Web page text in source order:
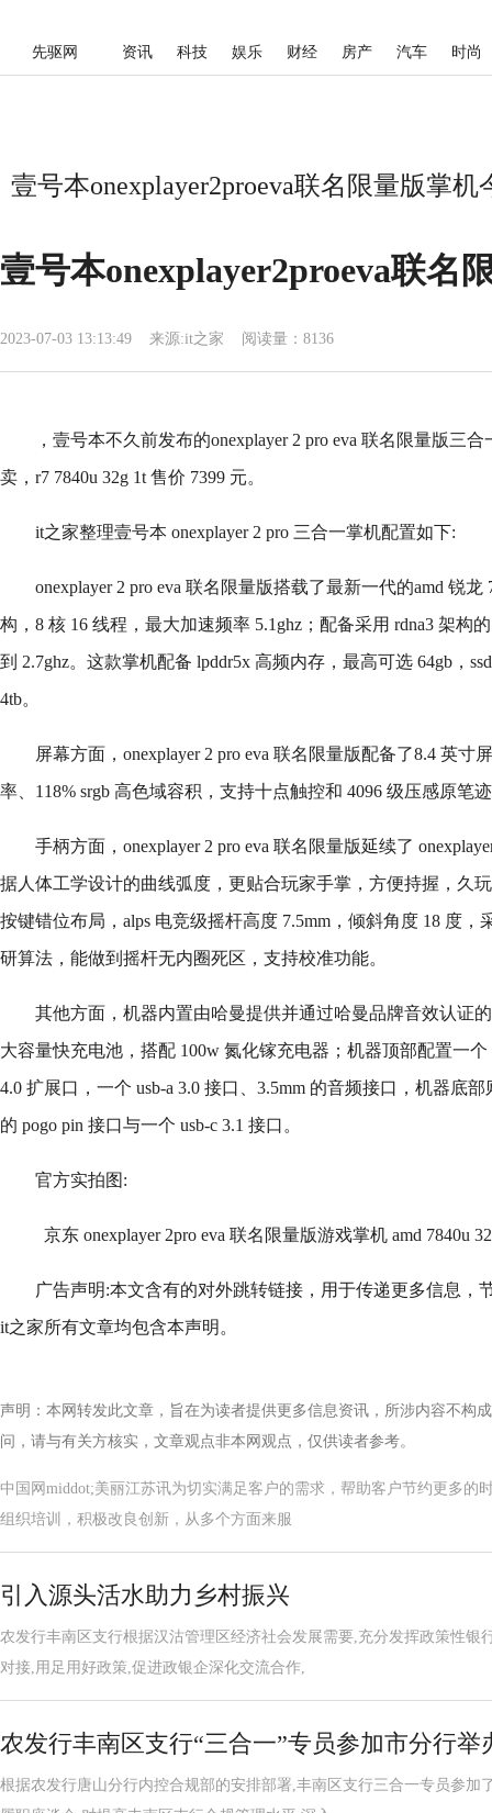
先驱网 资讯 科技 娱乐 财经 房产 汽车 时尚
壹号本onexplayer2proeva联名限量版掌
壹号本onexplayer2proeva联名
2023-07-03 13:13:49 来源:it之家 阅读量：8136
，壹号本不久前发布的onexplayer 2 pro eva 联名限量版三
卖，r7 7840u 32g 1t 售价 7399 元。
it之家整理壹号本 onexplayer 2 pro 三合一掌机配置如下:
onexplayer 2 pro eva 联名限量版搭载了最新一代的amd 锐龙
构，8 核 16 线程，最大加速频率 5.1ghz；配备采用 rdna3 架构
到 2.7ghz。这款掌机配备 lpddr5x 高频内存，最高可选 64gb，
4tb。
屏幕方面，onexplayer 2 pro eva 联名限量版配备了8.4 英寸
率、118% srgb 高色域容积，支持十点触控和 4096 级压感原笔
手柄方面，onexplayer 2 pro eva 联名限量版延续了
据人体工学设计的曲线弧度，更贴合玩家手掌，方便持握，久
按键错位布局，alps 电竞级摇杆高度 7.5mm，倾斜角度 18 度，
研算法，能做到摇杆无内圈死区，支持校准功能。
其他方面，机器内置由哈曼提供并通过哈曼品牌音效认证
大容量快充电池，搭配 100w 氮化镓充电器；机器顶部配置一个
4.0 扩展口，一个 usb-a 3.0 接口、3.5mm 的音频接口，机器底
的 pogo pin 接口与一个 usb-c 3.1 接口。
官方实拍图:
京东 onexplayer 2pro eva 联名限量版游戏掌机 amd 7840u
广告声明:本文含有的对外跳转链接，用于传递更多信息，
it之家所有文章均包含本声明。
声明：本网转发此文章，旨在为读者提供更多信息资讯，所涉内容不构
问，请与有关方核实，文章观点非本网观点，仅供读者参考。
中国网middot;美丽江苏讯为切实满足客户的需求，帮助客户节约更多的
组织培训，积极改良创新，从多个方面来服
引入源头活水助力乡村振兴
农发行丰南区支行根据汉沽管理区经济社会发展需要,充分发挥政策性银
对接,用足用好政策,促进政银企深化交流合作,
农发行丰南区支行“三合一”专员参加市分行
根据农发行唐山分行内控合规部的安排部署,丰南区支行三合一专员参加